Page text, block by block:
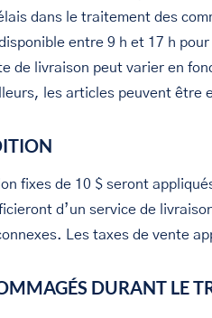
dans le traitement des
entre 9 h et 17 h
de livraison peut varier en
les articles peuvent être
fixes de 10 $ seront
d’un service de
Les taxes de vente
DURANT LE